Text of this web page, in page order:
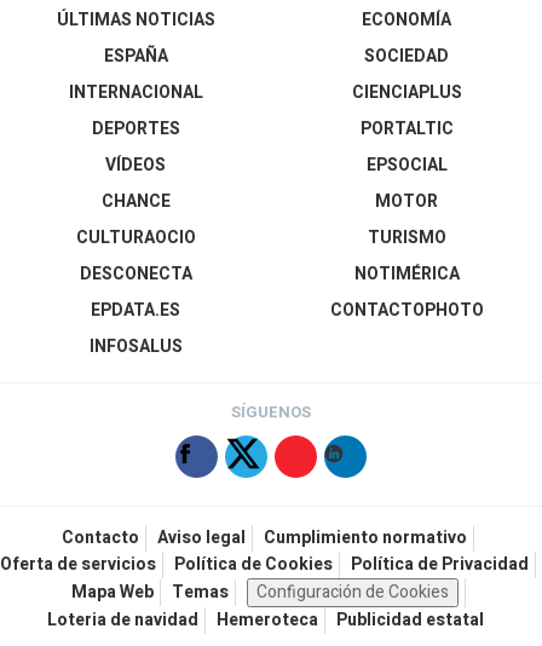
ÚLTIMAS NOTICIAS
ESPAÑA
INTERNACIONAL
DEPORTES
VÍDEOS
ECONOMÍA
SOCIEDAD
CIENCIAPLUS
PORTALTIC
EPSOCIAL
CHANCE
CULTURAOCIO
DESCONECTA
EPDATA.ES
INFOSALUS
MOTOR
TURISMO
NOTIMÉRICA
CONTACTOPHOTO
SÍGUENOS
Contacto Aviso legal
Cumplimiento normativo
Oferta de servicios
Política de Cookies
Política de Privacidad
Mapa Web
Temas
Configuración de Cookies
Loteria de navidad
Hemeroteca Publicidad estatal